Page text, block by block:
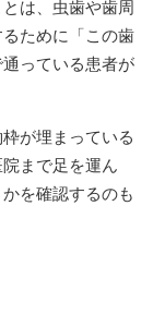
は、虫歯や歯周
ために「この歯
っている患者が
が埋まっている
まで足を運ん
を確認するのも